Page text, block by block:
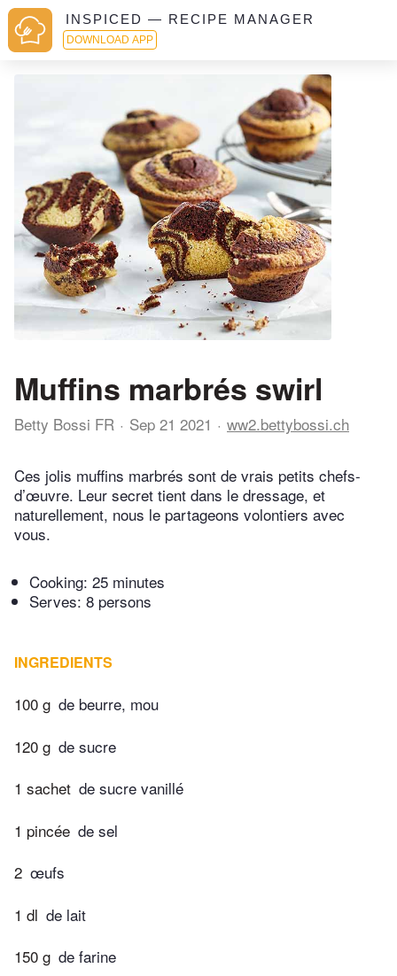
INSPICED — RECIPE MANAGER
DOWNLOAD APP
Muffins marbrés swirl
Betty Bossi FR Sep 21 2021 ww2.bettybossi.ch
Ces jolis muffins marbrés sont de vrais petits chefs-
d’œuvre. Leur secret tient dans le dressage, et
naturellement, nous le partageons volontiers avec
vous.
Cooking: 25 minutes
Serves: 8 persons
INGREDIENTS
100 g de beurre, mou
120 g de sucre
1 sachet de sucre vanillé
1 pincée de sel
2 œufs
1 dl de lait
150 g de farine